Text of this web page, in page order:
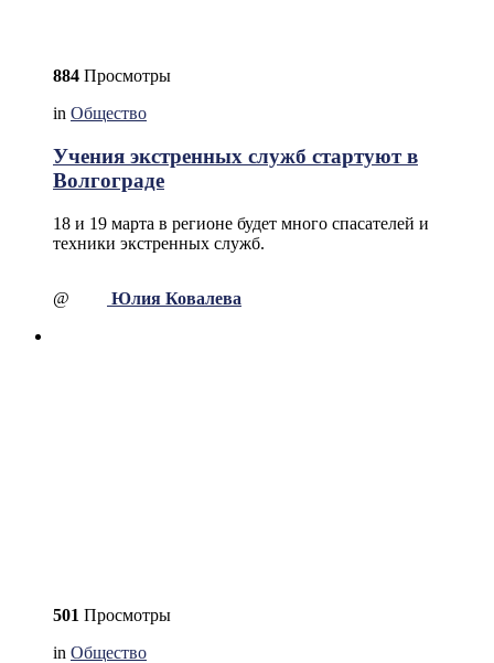
884 Просмотры
in Общество
Учения экстренных служб стартуют в
Волгограде
18 и 19 марта в регионе будет много спасателей и
техники экстренных служб.
@ Юлия Ковалева
501 Просмотры
in Общество